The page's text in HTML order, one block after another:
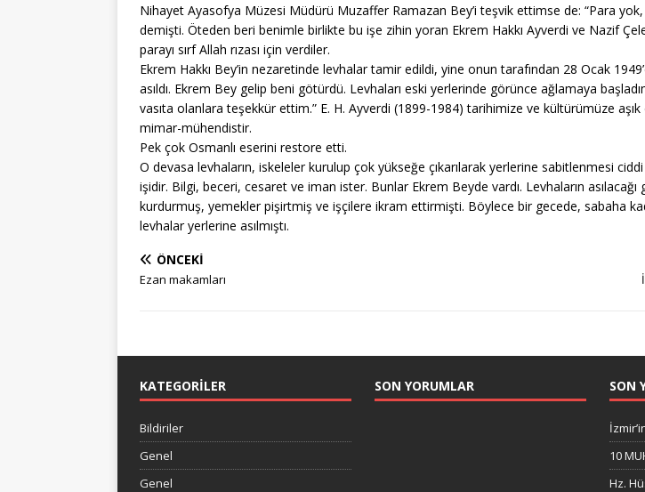
Nihayet Ayasofya Müzesi Müdürü Muzaffer Ramazan Bey’i teşvik ettimse de: “Para yok,
demişti. Öteden beri benimle birlikte bu işe zihin yoran Ekrem Hakkı Ayverdi ve Nazif
parayı sırf Allah rızası için verdiler.
Ekrem Hakkı Bey’in nezaretinde levhalar tamir edildi, yine onun tarafından 28 Ocak
asıldı. Ekrem Bey gelip beni götürdü. Levhaları eski yerlerinde görünce ağlamaya
vasıta olanlara teşekkür ettim.” E. H. Ayverdi (1899-1984) tarihimize ve kültürümüze
mimar-mühendistir.
Pek çok Osmanlı eserini restore etti.
O devasa levhaların, iskeleler kurulup çok yükseğe çıkarılarak yerlerine sabitlenmesi
işidir. Bilgi, beceri, cesaret ve iman ister. Bunlar Ekrem Beyde vardı. Levhaların asılacağı
kurdurmuş, yemekler pişirtmiş ve işçilere ikram ettirmişti. Böylece bir gecede, sabaha
levhalar yerlerine asılmıştı.
ÖNCEKI
Ezan makamları
KATEGORILER
Bildiriler
Genel
Genel
SON YORUMLAR SON
10
Hz.